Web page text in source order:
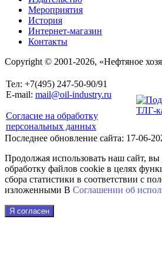
Мероприятия
История
Интернет-магазин
Контакты
Copyright © 2001-2026, «Нефтяное
Тел: +7(495) 247-50-90/91
E-mail: mail@oil-industry.ru
Согласие на обработку
персональных данных
Последнее обновление сайта: 17-06-
Продолжая использовать наш сайт, вы
обработку файлов cookie в целях
сбора статистики в соответствии с
изложенными В Соглашении об
Я согласен